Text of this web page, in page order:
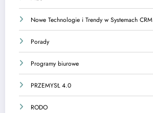
Nowe Technologie i Trendy w Systemach CRM
Porady
Programy biurowe
PRZEMYSŁ 4.0
RODO